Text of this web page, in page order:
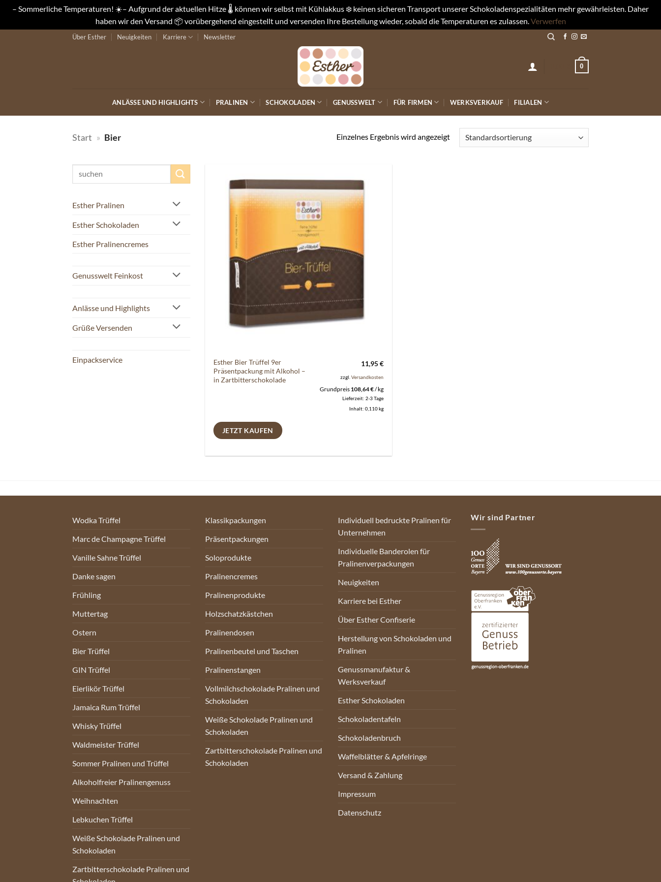
– Sommerliche Temperaturen! ☀️– Aufgrund der aktuellen Hitze 🌡️ können wir selbst mit Kühlakkus ❄️ keinen sicheren Transport unserer Schokoladenspezialitäten mehr gewährleisten. Daher
haben wir den Versand 📦 vorübergehend eingestellt und versenden Ihre Bestellung wieder, sobald die Temperaturen es zulassen.Verwerfen
Über Esther Neuigkeiten Karriere Newsletter
0
ANLÄSSE UND HIGHLIGHTS PRALINEN SCHOKOLADEN GENUSSWELT FÜR FIRMEN WERKSVERKAUF FILIALEN
Start » Bier Einzelnes Ergebnis wird angezeigt
Suchen
Esther Pralinen
Esther Schokoladen
Esther Pralinencremes
Genusswelt Feinkost
Anlässe und Highlights
Grüße Versenden
Einpackservice
Auf die
Wunschliste
Esther Bier Trüffel 9er
Präsentpackung mit Alkohol –
in Zartbitterschokolade
11,95€
zzgl. Versandkosten
Grundpreis 108,64€/kg
Lieferzeit: 2-3 Tage
Inhalt: 0,110kg
JETZT KAUFEN
Wodka Trüffel
Marc de Champagne Trüffel
Vanille Sahne Trüffel
Danke sagen
Frühling
Muttertag
Ostern
Bier Trüffel
GIN Trüffel
Eierlikör Trüffel
Jamaica Rum Trüffel
Whisky Trüffel
Waldmeister Trüffel
Sommer Pralinen und Trüffel
Alkoholfreier Pralinengenuss
Weihnachten
Lebkuchen Trüffel
Weiße Schokolade Pralinen und
Schokoladen
Zartbitterschokolade Pralinen und
Klassikpackungen
Präsentpackungen
Soloprodukte
Pralinencremes
Pralinenprodukte
Holzschatzkästchen
Pralinendosen
Pralinenbeutel und Taschen
Pralinenstangen
Vollmilchschokolade Pralinen und
Schokoladen
Weiße Schokolade Pralinen und
Schokoladen
Zartbitterschokolade Pralinen und
Schokoladen
Individuell bedruckte Pralinen für
Unternehmen
Individuelle Banderolen für
Pralinenverpackungen
Neuigkeiten
Karriere bei Esther
Über Esther Confiserie
Herstellung von Schokoladen und
Pralinen
Genussmanufaktur &
Werksverkauf
Esther Schokoladen
Schokoladentafeln
Schokoladenbruch
Waffelblätter & Apfelringe
Versand & Zahlung
Impressum
Datenschutz
Wir sind Partner